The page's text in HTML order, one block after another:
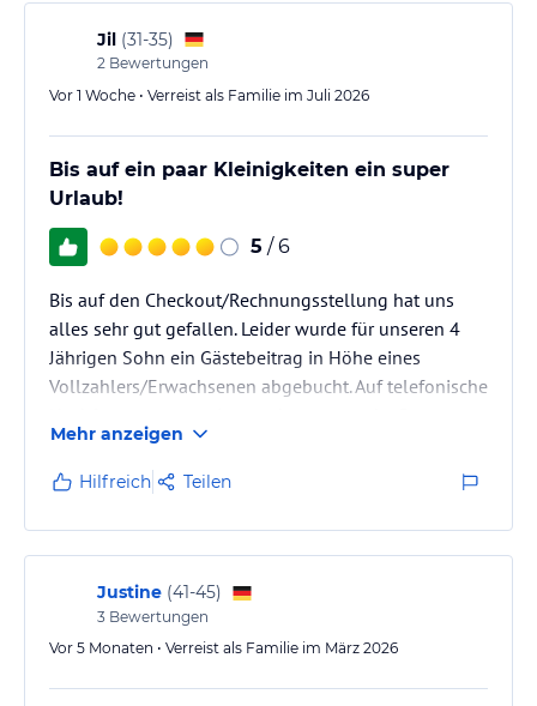
Jil (31-35)
2 Bewertungen
Vor 1 Woche • Verreist als Familie im Juli 2026
Bis auf ein paar Kleinigkeiten ein super
Urlaub!
5 / 6
Bis auf den Checkout/Rechnungsstellung hat uns
alles sehr gut gefallen. Leider wurde für unseren 4
Jährigen Sohn ein Gästebeitrag in Höhe eines
Vollzahlers/Erwachsenen abgebucht. Auf telefonische
der Rezeption (Denise) mitgeteilt Ihr wären die Hände
gebunden. Sie hätte alles in die „App“ eingegeben
und da wäre das nunmal so rausgekommen. Sehr
unprofessionell unserer Meinung nach, 35€ zu
Unrecht von unserem Konto abzubuchen & derart
unkooperativ zu handeln. Ihr…
Mehr anzeigen
Hilfreich Teilen
Justine (41-45)
3 Bewertungen
Vor 5 Monaten • Verreist als Familie im März 2026